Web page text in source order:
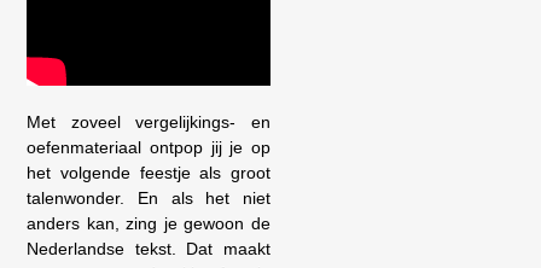
Met zoveel vergelijkings- en
oefenmateriaal ontpop jij je op
het volgende feestje als groot
talenwonder. En als het niet
anders kan, zing je gewoon de
Nederlandse tekst. Dat maakt